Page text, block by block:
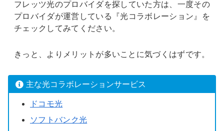
フレッツ光のプロバイダを探していた方は、一度その
プロバイダが運営している『光コラボレーション』を
チェックしてみてください。
きっと、よりメリットが多いことに気づくはずです。
主な光コラボレーションサービス
ドコモ光
ソフトバンク光